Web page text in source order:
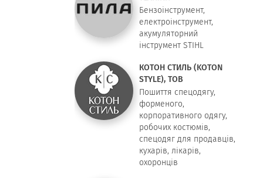
Бензоінструмент,
електроінструмент,
акумуляторний
інструмент STIHL
КОТОН СТИЛЬ (KOTON
STYLE), ТОВ
Пошиття спецодягу,
форменого,
корпоративного одягу,
робочих костюмів,
спецодяг для продавців,
кухарів, лікарів,
охоронців